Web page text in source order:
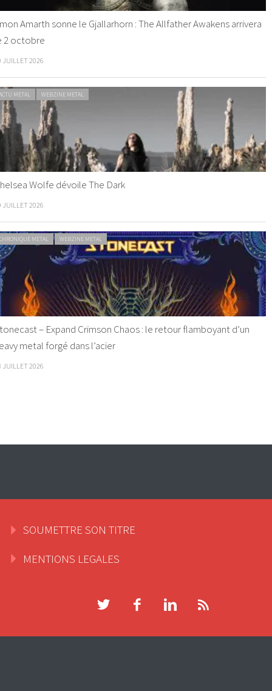
Amarth sonne le Gjallarhorn : The Allfather Awakens arrivera
2 octobre
JUILLET 2026
METAL WEBZINE METAL
Wolfe dévoile The Dark
JUILLET 2026
METAL WEBZINE METAL
– Expand Crimson Chaos : le retour flamboyant d’un
metal forgé dans l’acier
JUILLET 2026
SOUMETTRE SON TITRE
MENTIONS LEGALES